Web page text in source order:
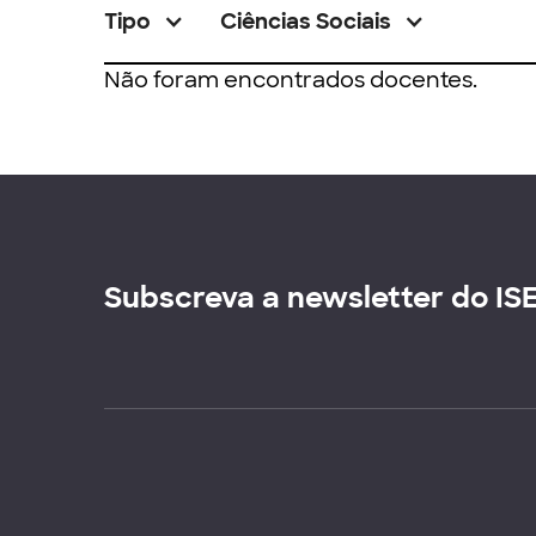
Tipo Ciências Sociais
Não foram encontrados docentes.
Subscreva a newsletter do